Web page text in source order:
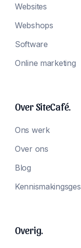
Websites
Webshops
Software
Online marketing
Over SiteCafé.
Ons werk
Over ons
Blog
Overig.